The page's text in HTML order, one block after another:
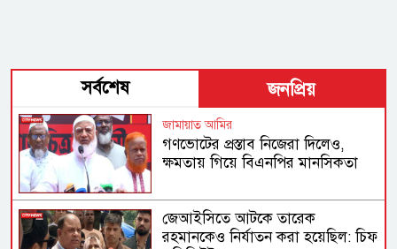
সর্বশেষ জনপ্রিয়
জামায়াত আমির
গণভোটের প্রস্তাব নিজেরা দিলেও,
ক্ষমতায় গিয়ে বিএনপির মানসিকতা
জেআইসিতে আটকে তারেক
রহমানকেও নির্যাতন করা হয়েছিল: চিফ